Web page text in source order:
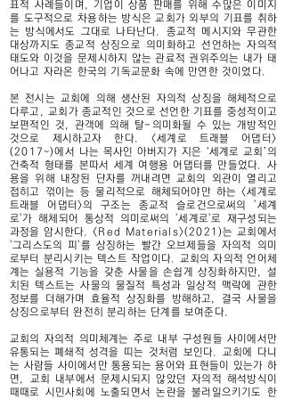
표적 사례들이며, 기업이 상품 판매를 위해 수많은 이미지
를 도구적으로 차용하는 방식은 교회가 외부의 기표를 취하
는 방식에서도 그대로 나타난다. 종교적 메시지와 무관한
대상까지도 종교적 상징으로 의미화하고 선언하는 자의적
태도와 이것을 문제시하지 않는 관료적 권위주의는 내가 태
어나고 자라온 한국의 기독교문화 속에 만연한 것이었다.
본 전시는 교회에 의해 생산된 자의적 상징을 해체적으로
다루고, 교회가 종교적인 것으로 선언한 기표를 중성적이고
보편적인 것, 관객에 의해 탈-의미화될 수 있는 개방적인
것으로 제시하고자 한다. <세계로 트래블 어댑터>
(2017~)에서 나는 목사인 아버지가 지은 ‘세계로 교회’의
건축적 형태를 본따서 세계 여행용 어댑터를 만들었다. 사
용을 위해 내장된 단자를 꺼내려면 교회의 외관이 열리고
접히고 꺾이는 등 물리적으로 해체되어야만 하는 <세계로
트래블 어댑터>의 구조는 종교적 슬로건으로써의 '세계
로'가 해체되어 통상적 의미로써의 '세계로'로 재구성되는
과정을 암시한다. <Red Materials>(2021)는 교회에서
'그리스도의 피'를 상징하는 빨간 오브제들을 자의적 의미
로부터 분리시키는 텍스트 작업이다. 교회의 자의적 언어체
계는 실용적 기능을 갖춘 사물을 손쉽게 상징화하지만, 설
치된 텍스트는 사물의 물질적 특성과 일상적 맥락에 관한
정보를 더해가며 효율적 상징화를 방해하고, 결국 사물을
상징으로부터 완전히 분리하는 단계를 보여준다.
교회의 자의적 의미체계는 주로 내부 구성원들 사이에서만
유통되는 폐쇄적 성격을 띠는 것처럼 보인다. 교회에 다니
는 사람들 사이에서만 통용되는 용어와 표현들이 있는가 하
면, 교회 내부에서 문제시되지 않았던 자의적 해석방식이
때때로 시민사회에 노출되면서 논란을 불러일으키기도 한